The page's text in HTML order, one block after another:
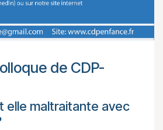
de CDP-
elle maltraitante avec